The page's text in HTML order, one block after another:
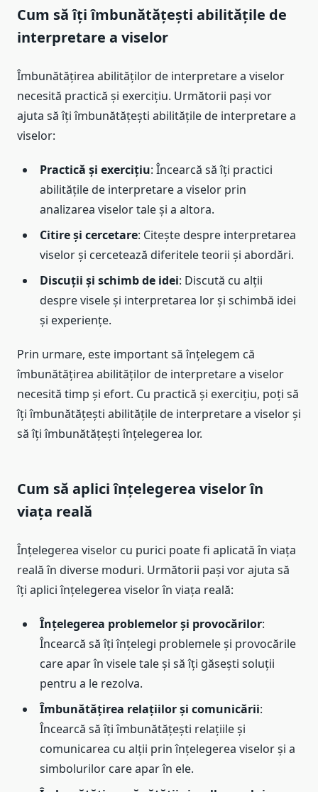
Cum să îți îmbunătățești abilitățile de
interpretare a viselor
Îmbunătățirea abilităților de interpretare a viselor
necesită practică și exercițiu. Următorii pași vor
ajuta să îți îmbunătățești abilitățile de interpretare a
viselor:
Practică și exercițiu: Încearcă să îți practici
abilitățile de interpretare a viselor prin
analizarea viselor tale și a altora.
Citire și cercetare: Citește despre interpretarea
viselor și cercetează diferitele teorii și abordări.
Discuții și schimb de idei: Discută cu alții
despre visele și interpretarea lor și schimbă idei
și experiențe.
Prin urmare, este important să înțelegem că
îmbunătățirea abilităților de interpretare a viselor
necesită timp și efort. Cu practică și exercițiu, poți să
îți îmbunătățești abilitățile de interpretare a viselor și
să îți îmbunătățești înțelegerea lor.
Cum să aplici înțelegerea viselor în
viața reală
Înțelegerea viselor cu purici poate fi aplicată în viața
reală în diverse moduri. Următorii pași vor ajuta să
îți aplici înțelegerea viselor în viața reală:
Înțelegerea problemelor și provocărilor:
Încearcă să îți înțelegi problemele și provocările
care apar în visele tale și să îți găsești soluții
pentru a le rezolva.
Îmbunătățirea relațiilor și comunicării:
Încearcă să îți îmbunătățești relațiile și
comunicarea cu alții prin înțelegerea viselor și a
simbolurilor care apar în ele.